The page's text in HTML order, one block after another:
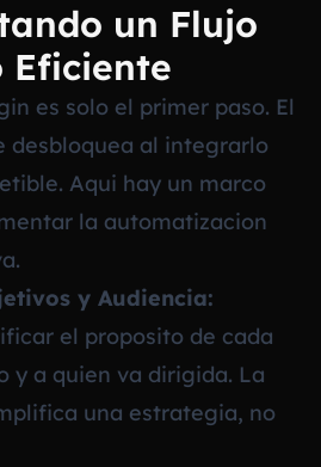
un Flujo
Eficiente
es solo el primer paso. El
desbloquea al integrarlo
Aqui hay un marco
la automatizacion
y Audiencia:
el proposito de cada
y a quien va dirigida. La
una estrategia, no